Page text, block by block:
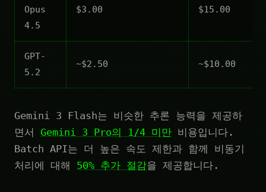
Opus
4.5
$3.00 $15.00
GPT-
5.2
~$2.50 ~$10.00
Gemini 3 Flash는 비슷한 추론 능력을 제공하
면서 Gemini 3 Pro의 1/4 미만 비용입니다.
Batch API는 더 높은 속도 제한과 함께 비동기
처리에 대해 50% 추가 절감을 제공합니다.